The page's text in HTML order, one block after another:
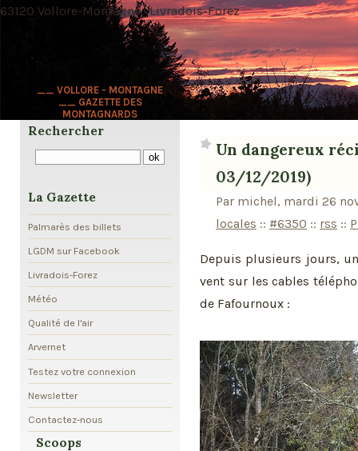
__ VOLLORE - MONTAGNE
__ GAZETTE DES
MONTAGNARDS
63120 Vollore-Montagne · Livradois-Forez
Un dangereux
03/12/2019)
Par michel, mardi 26
locales :: #6350 :: rss ::
Depuis plusieurs jours,
vent sur les cables
de Fafournoux :
Rechercher
La Gazette
Palmarès des billets
LGDM sur Facebook
Livradois-Forez
Météo
Qualité de l'air
Arvernet
Testez votre connexion
Newsletter
Contactez-nous
Scoops